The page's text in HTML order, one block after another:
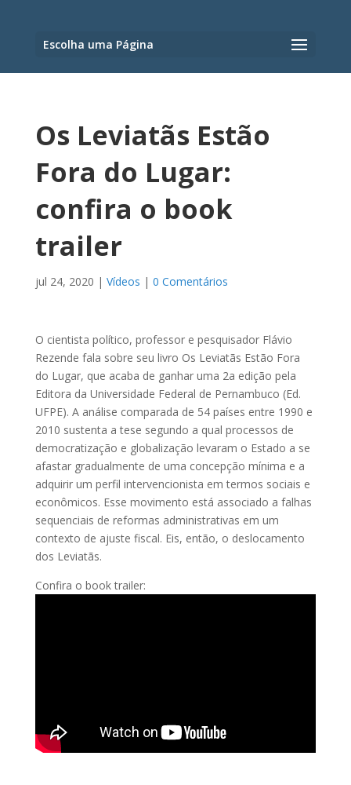
Escolha uma Página
Os Leviatãs Estão
Fora do Lugar:
confira o book
trailer
jul 24, 2020 | Vídeos | 0 Comentários
O cientista político, professor e pesquisador Flávio
Rezende fala sobre seu livro Os Leviatãs Estão Fora
do Lugar, que acaba de ganhar uma 2a edição pela
Editora da Universidade Federal de Pernambuco (Ed.
UFPE). A análise comparada de 54 países entre 1990 e
2010 sustenta a tese segundo a qual processos de
democratização e globalização levaram o Estado a se
afastar gradualmente de uma concepção mínima e a
adquirir um perfil intervencionista em termos sociais e
econômicos. Esse movimento está associado a falhas
sequenciais de reformas administrativas em um
contexto de ajuste fiscal. Eis, então, o deslocamento
dos Leviatãs.
Confira o book trailer: